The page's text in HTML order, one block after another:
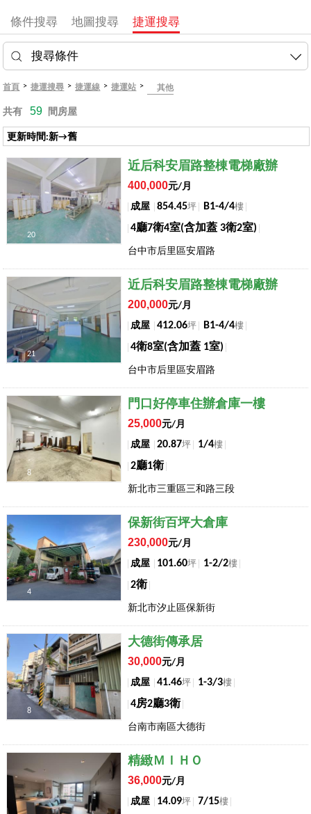
條件搜尋 地圖搜尋 捷運搜尋
搜尋條件
首頁 > 捷運搜尋 > 捷運線 > 捷運站 > 其他
共有 59 間房屋
更新時間:新→舊
店長推薦
20
近后科安眉路整棟電梯廠辦
400,000元/月
成屋
854.45坪 B1-4/4樓
4廳7衛4室(含加蓋 3衛2室)
台中市后里區安眉路
店長推薦
21
近后科安眉路整棟電梯廠辦
200,000元/月
成屋
412.06坪 B1-4/4樓
4衛8室(含加蓋 1室)
台中市后里區安眉路
店長推薦
8
門口好停車住辦倉庫一樓
25,000元/月
成屋
20.87坪 1/4樓
2廳1衛
新北市三重區三和路三段
4
保新街百坪大倉庫
230,000元/月
成屋
101.60坪 1-2/2樓
2衛
新北市汐止區保新街
店長推薦
8
大德街傳承居
30,000元/月
成屋
41.46坪 1-3/3樓
4房2廳3衛
台南市南區大德街
精緻ＭＩＨＯ
36,000元/月
成屋
14.09坪 7/15樓